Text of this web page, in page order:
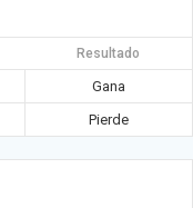
Resultado
Gana
Pierde